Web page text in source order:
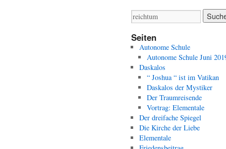
Seiten
Autonome Schule
Autonome Schule Juni
Daskalos
“ Joshua “ ist im Vatikan
Daskalos der Mystiker
Der Traumreisende
Vortrag: Elementale
Der dreifache Spiegel
Die Kirche der Liebe
Elementale